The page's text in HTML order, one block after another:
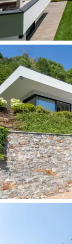
エレガントな
ン エリアと
ング ルーム
専用ワインセ
す。
カルドナッ
デザイナー ヴ
加の駐車スペ